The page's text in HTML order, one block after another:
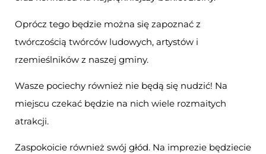
Oprócz tego będzie można się zapoznać z
twórczością twórców ludowych, artystów i
rzemieślników z naszej gminy.
Wasze pociechy również nie będą się nudzić! Na
miejscu czekać będzie na nich wiele rozmaitych
atrakcji.
Zaspokoicie również swój głód. Na imprezie będziecie